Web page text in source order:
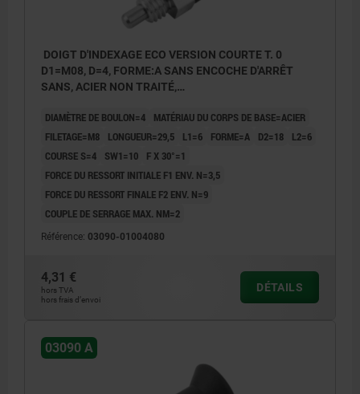
DOIGT D'INDEXAGE ECO VERSION COURTE T. 0
D1=M08, D=4, FORME:A SANS ENCOCHE D'ARRÊT
SANS, ACIER NON TRAITÉ,
DIAMÈTRE DE BOULON=4
MATÉRIAU DU CORPS DE BASE=ACIER
FILETAGE=M8
LONGUEUR=29,5 L1=6 FORME=A D2=18
L2=6
COURSE S=4
SW1=10
F X 30°=1
FORCE DU RESSORT INITIALE F1 ENV. N=3,5
FORCE DU RESSORT FINALE F2 ENV. N=9
COUPLE DE SERRAGE MAX. NM=2
Référence: 03090-01004080
4,31 €
hors TVA
hors frais d’envoi
DÉTAILS
03090 A